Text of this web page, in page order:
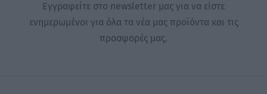
Εγγραφείτε στο newsletter μας για να είστε
ενημερωμένοι για όλα τα νέα μας προϊόντα και τις
προσφορές μας.